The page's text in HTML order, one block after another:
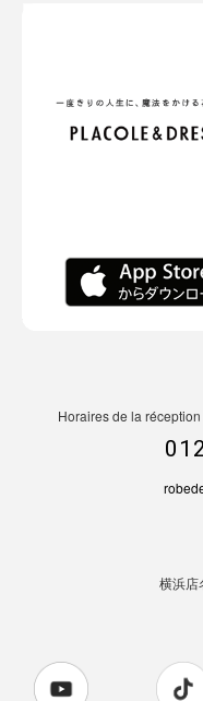
Horaires de la
横浜店
¥70,000